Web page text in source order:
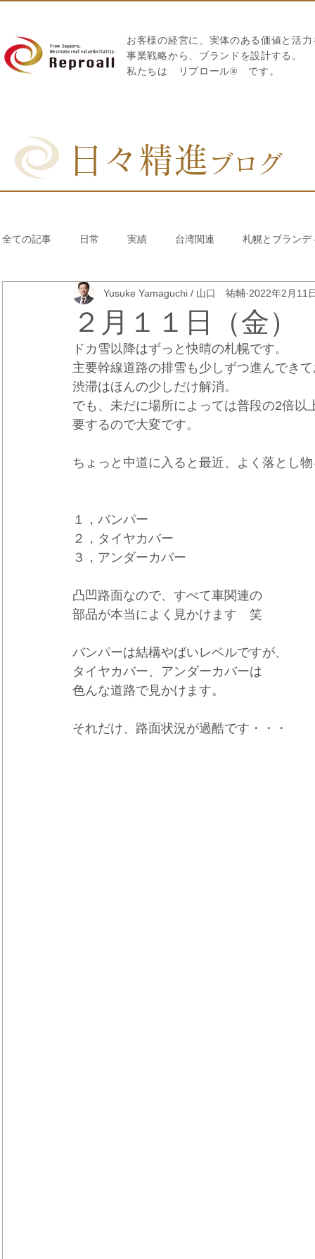
お客様の経営に、実体のある価値と活
​事業戦略から、ブランドを設計する。
私たちは
リプロール® です。
日々精進 ブログ
全ての記事 日常 実績 台湾関連 札幌とブランデ
リブランディング® さとうきび繊維のストロー 中国
CRMブランディング® デジタルマーケティングブランデ
２月１１日（金
Yusuke Yamaguchi / 山口 祐輔 2022年2月11
ドカ雪以降はずっと快晴の札幌です。
主要幹線道路の排雪も少しずつ進んでき
渋滞はほんの少しだけ解消。
でも、未だに場所によっては普段の2倍以
要するので大変です。
ちょっと中道に入ると最近、よく落とし
１，バンパー
２，タイヤカバー
３，アンダーカバー
凸凹路面なので、すべて車関連の
部品が本当によく見かけます　笑
バンパーは結構やばいレベルですが、
タイヤカバー、アンダーカバーは
色んな道路で見かけます。
それだけ、路面状況が過酷です・・・